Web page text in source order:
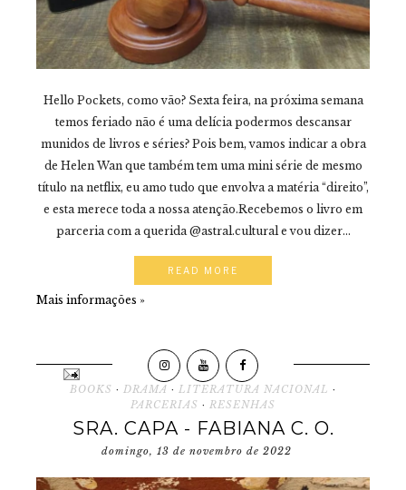
Hello Pockets, como vão? Sexta feira, na próxima semana
temos feriado não é uma delícia podermos descansar
munidos de livros e séries? Pois bem, vamos indicar a obra
de Helen Wan que também tem uma mini série de mesmo
título na netflix, eu amo tudo que envolva a matéria “direito”,
e esta merece toda a nossa atenção.Recebemos o livro em
parceria com a querida @astral.cultural e vou dizer...
READ MORE
Mais informações »
BOOKS · DRAMA · LITERATURA NACIONAL ·
PARCERIAS · RESENHAS
SRA. CAPA - FABIANA C. O.
domingo, 13 de novembro de 2022